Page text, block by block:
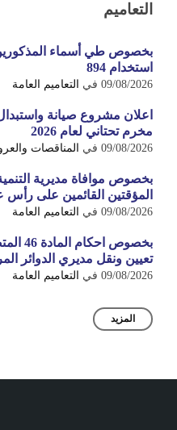
التعاميم
بخصوص طي أسماء
استخدام 894
09/08/2026 في التعاميم العامة
اعلان مشروع صيانة
مخرم تحتاني لعام 2026
09/08/2026 في المناقصات
بخصوص موافاة مديرية التنمية
المؤقتين القائمين على رأس
09/08/2026 في التعاميم العامة
تعيين ونقل مديري الدوائر
09/08/2026 في التعاميم العامة
المزيد